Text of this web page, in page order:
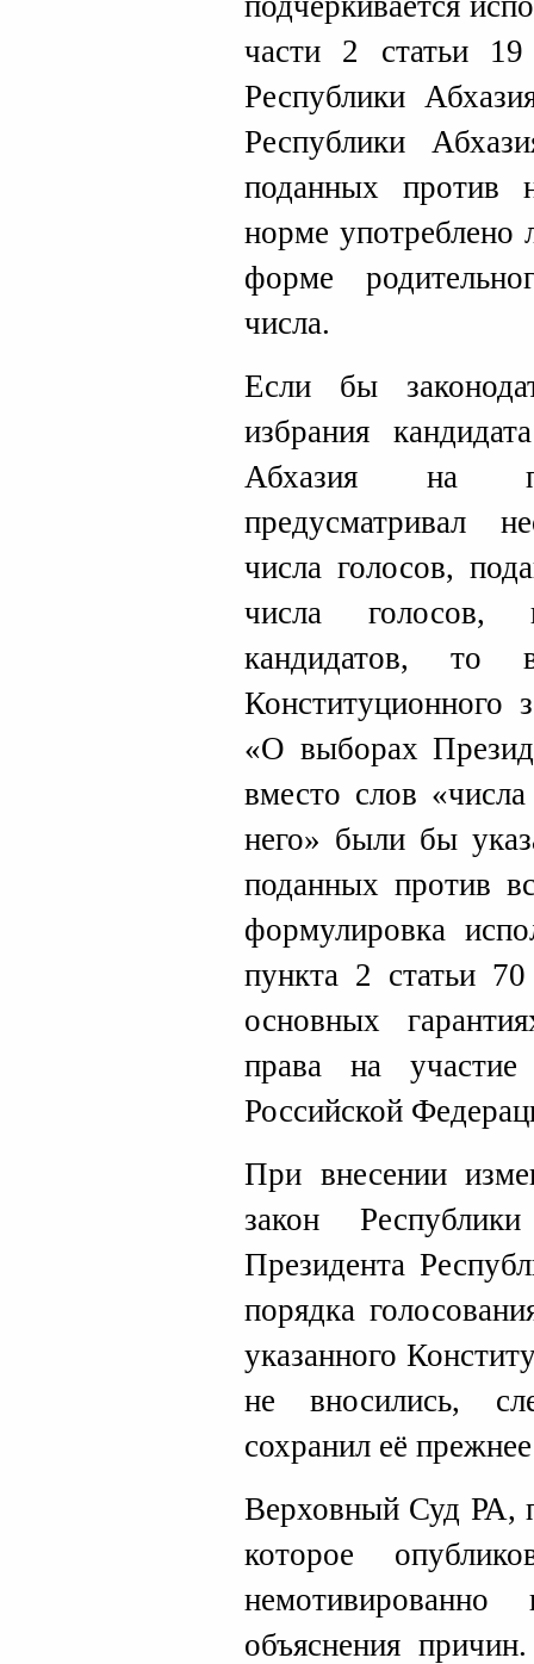
части 2 статьи 19
Республики
Республики
поданных против
норме употреблено
форме
числа.
Если бы
избрания
Абхазия на
предусматривал
числа голосов,
числа голосов,
кандидатов,
Конституционного
«О выборах
вместо слов
него» были бы
поданных против
формулировка
пункта 2 статьи
основных
права на
Российской
При внесении
закон
Президента
порядка
указанного
не вносились,
сохранил её
Верховный Суд РА,
которое
объяснения